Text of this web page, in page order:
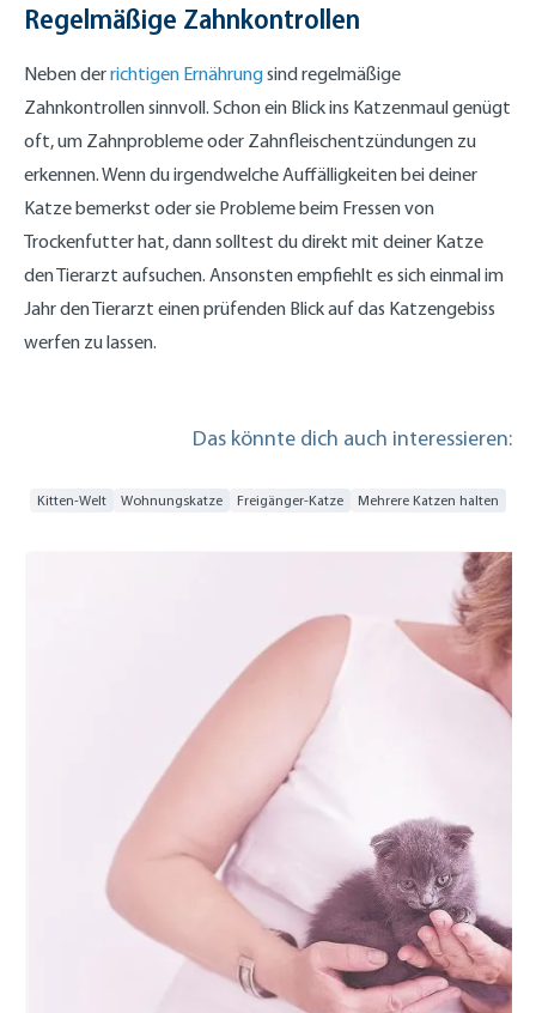
Regelmäßige Zahnkontrollen
Neben derrichtigen Ernährungsind regelmäßige
Zahnkontrollen sinnvoll. Schon ein Blick ins Katzenmaul genügt
oft, um Zahnprobleme oder Zahnfleischentzündungen zu
erkennen. Wenn du irgendwelche Auffälligkeiten bei deiner
Katze bemerkst oder sie Probleme beim Fressen von
Trockenfutter hat, dann solltest du direkt mit deiner Katze
den Tierarzt aufsuchen. Ansonsten empfiehlt es sich einmal im
Jahr den Tierarzt einen prüfenden Blick auf das Katzengebiss
werfen zu lassen.
Das könnte dich auch interessieren:
Kitten-Welt Wohnungskatze Freigänger-Katze Mehrere Katzen halten